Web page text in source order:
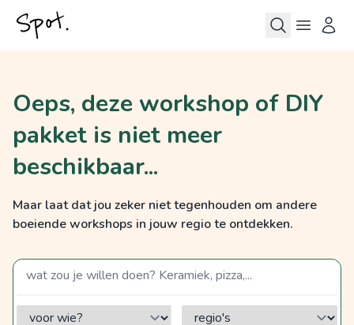
Oeps, deze workshop of DIY
pakket is niet meer
beschikbaar...
Maar laat dat jou zeker niet tegenhouden om andere
boeiende workshops in jouw regio te ontdekken.
zoek op een term
voor wie? regio's